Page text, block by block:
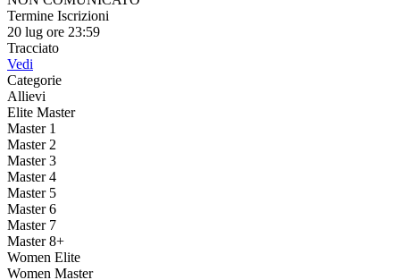
Termine Iscrizioni
20 lug ore 23:59
Tracciato
Vedi
Categorie
Allievi
Elite Master
Master 1
Master 2
Master 3
Master 4
Master 5
Master 6
Master 7
Master 8+
Women Elite
Women Master